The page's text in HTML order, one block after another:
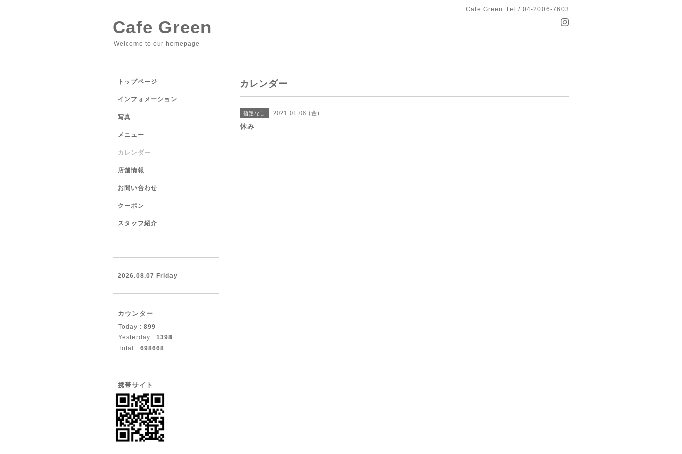
Cafe Green Tel / 04-2006-7603
Cafe Green
Welcome to our homepage
カレンダー
指定なし 2021-01-08 (金)
休み
トップページ
インフォメーション
写真
メニュー
カレンダー
店舗情報
お問い合わせ
クーポン
スタッフ紹介
2026.08.07 Friday
カウンター
Today : 899
Yesterday : 1398
Total : 698668
携帯サイト